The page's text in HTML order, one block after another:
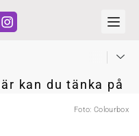
luften
31 JUL
bort
i SverigeFoto: Colourbox